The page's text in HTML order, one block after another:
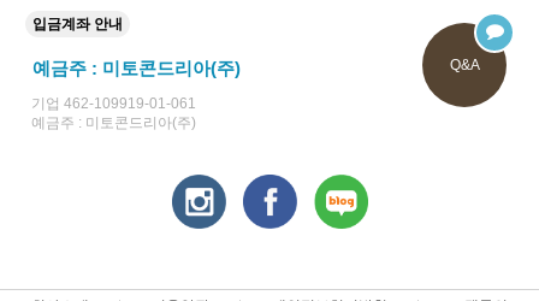
입금계좌 안내
예금주 : 미토콘드리아(주)
기업 462-109919-01-061
예금주 : 미토콘드리아(주)
Q&A